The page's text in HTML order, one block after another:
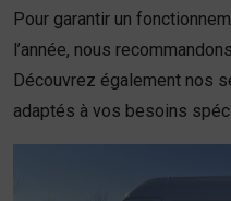
Pour garantir un
l’année, nous
Découvrez également nos
adaptés à vos besoins